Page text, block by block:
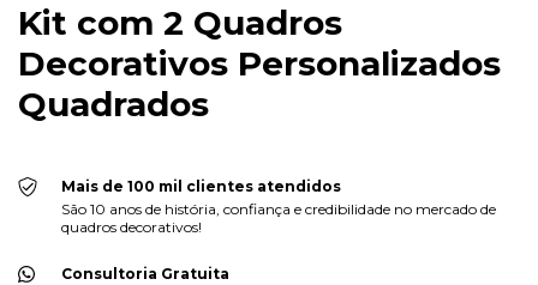
Kit com 2 Quadros
Decorativos Personalizados
Quadrados
Mais de 100 mil clientes atendidos
São 10 anos de história, confiança e credibilidade no mercado de
quadros decorativos!
Consultoria Gratuita